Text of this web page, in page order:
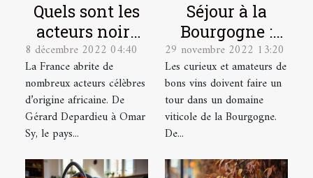
Quels sont les
acteurs noirs
français les
plus célèbres ?
8 décembre 2022 04:40
La France abrite de
nombreux acteurs célèbres
d’origine africaine. De
Gérard Depardieu à Omar
Sy, le pays...
Séjour à la
Bourgogne :
quel domaine
viticole visiter
?
29 novembre 2022 13:20
Les curieux et amateurs de
bons vins doivent faire un
tour dans un domaine
viticole de la Bourgogne.
De...